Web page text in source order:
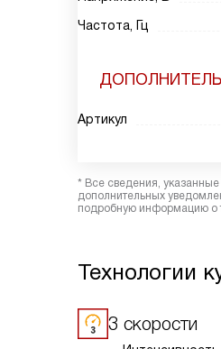
Частота, Гц
Артикул
* Все сведения,
дополнительных
подробную информацию о
Технологии
3 скорости